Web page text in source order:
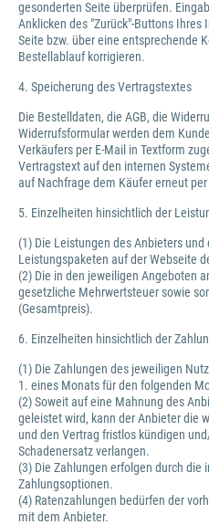
gesonderten Seite überprüfen.
Anklicken des "Zurück"-Buttons
Seite bzw. über eine entsprechende
Bestellablauf korrigieren.
4. Speicherung des Vertragstextes
Die Bestelldaten, die AGB, die
Widerrufsformular werden dem
Verkäufers per E-Mail in Textform
Vertragstext auf den internen
auf Nachfrage dem Käufer erneut
5. Einzelheiten hinsichtlich der
(1) Die Leistungen des Anbieters
Leistungspaketen auf der Webseite
(2) Die in den jeweiligen Angeboten
gesetzliche Mehrwertsteuer sowie
(Gesamtpreis).
6. Einzelheiten hinsichtlich der
(1) Die Zahlungen des jeweiligen
1. eines Monats für den folgenden
(2) Soweit auf eine Mahnung des
geleistet wird, kann der Anbieter die
und den Vertrag fristlos kündigen
Schadenersatz verlangen.
(3) Die Zahlungen erfolgen durch
Zahlungsoptionen.
(4) Ratenzahlungen bedürfen der
mit dem Anbieter.